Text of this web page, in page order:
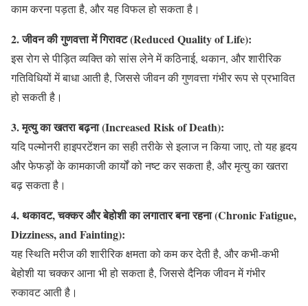
काम करना पड़ता है, और यह विफल हो सकता है।
2. जीवन की गुणवत्ता में गिरावट (Reduced Quality of Life):
इस रोग से पीड़ित व्यक्ति को सांस लेने में कठिनाई, थकान, और शारीरिक
गतिविधियों में बाधा आती है, जिससे जीवन की गुणवत्ता गंभीर रूप से प्रभावित
हो सकती है।
3. मृत्यु का खतरा बढ़ना (Increased Risk of Death):
यदि पल्मोनरी हाइपरटेंशन का सही तरीके से इलाज न किया जाए, तो यह हृदय
और फेफड़ों के कामकाजी कार्यों को नष्ट कर सकता है, और मृत्यु का खतरा
बढ़ सकता है।
4. थकावट, चक्कर और बेहोशी का लगातार बना रहना (Chronic Fatigue,
Dizziness, and Fainting):
यह स्थिति मरीज की शारीरिक क्षमता को कम कर देती है, और कभी-कभी
बेहोशी या चक्कर आना भी हो सकता है, जिससे दैनिक जीवन में गंभीर
रुकावट आती है।